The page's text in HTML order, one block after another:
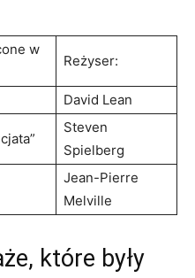
w
Reżyser:
David Lean
Steven
Spielberg
Jean-Pierre
Melville
które były